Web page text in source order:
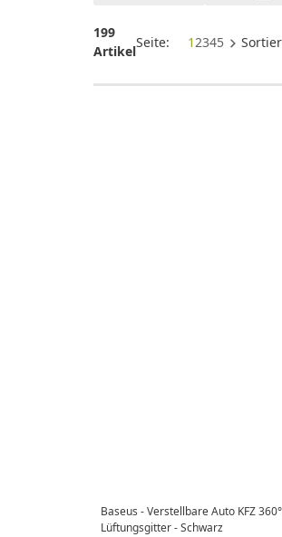
199
Artikel
Seite: 12345
Baseus - Verstellbare Auto KFZ
Lüftungsgitter - Schwarz